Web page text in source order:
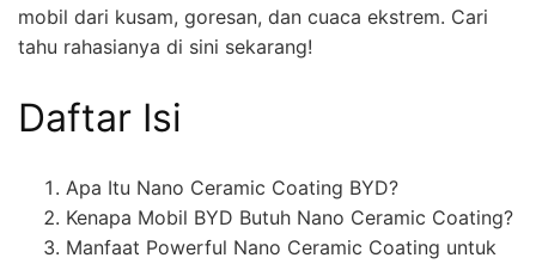
mobil dari kusam, goresan, dan cuaca ekstrem. Cari
tahu rahasianya di sini sekarang!
Daftar Isi
Apa Itu Nano Ceramic Coating BYD?
Kenapa Mobil BYD Butuh Nano Ceramic Coating?
Manfaat Powerful Nano Ceramic Coating untuk